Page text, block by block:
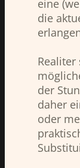
eine
die
der
daher
oder